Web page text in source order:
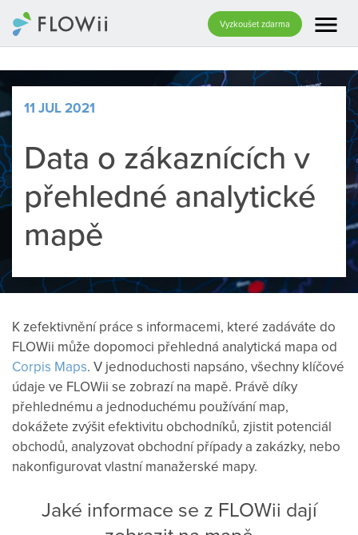
Vyzkoušet zdarma menu
11 JUL 2021
Data o zákaznících v
přehledné analytické
mapě
K zefektivnění práce s informacemi, které zadáváte do
FLOWii může dopomoci přehledná analytická mapa od
Corpis Maps. V jednoduchosti napsáno, všechny klíčové
údaje ve FLOWii se zobrazí na mapě. Právě díky
přehlednému a jednoduchému používání map,
dokážete zvýšit efektivitu obchodníků, zjistit potenciál
obchodů, analyzovat obchodní případy a zakázky, nebo
nakonfigurovat vlastní manažerské mapy.
Jaké informace se z FLOWii dají